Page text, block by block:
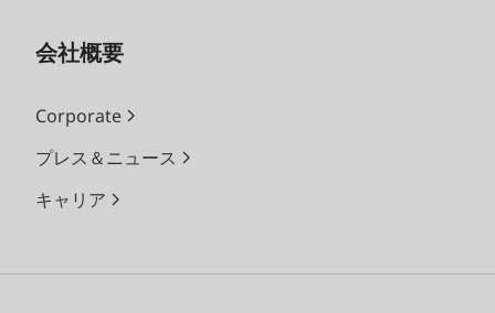
会社概要
Corporate
プレス＆ニュース
キャリア